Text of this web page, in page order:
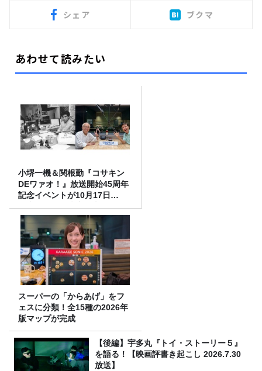
シェア ブクマ
あわせて読みたい
小堺一機＆関根勤『コサキン
DEワァオ！』放送開始45周年
記念イベントが10月17日
（土）に開催決定！本日より
FC先行受付スタート！
スーパーの「からあげ」をフ
ェスに分類！全15種の2026年
版マップが完成
【後編】宇多丸『トイ・ストーリー５』
を語る！【映画評書き起こし 2026.7.30
放送】